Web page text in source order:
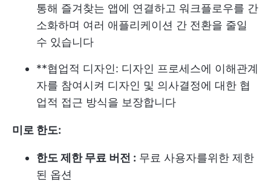
통해 즐겨찾는 앱에 연결하고 워크플로우를 간
소화하며 여러 애플리케이션 간 전환을 줄일
수 있습니다
**협업적 디자인: 디자인 프로세스에 이해관계
자를 참여시켜 디자인 및 의사결정에 대한 협
업적 접근 방식을 보장합니다
미로 한도:
한도 제한 무료 버전 : 무료 사용자를위한 제한
된 옵션